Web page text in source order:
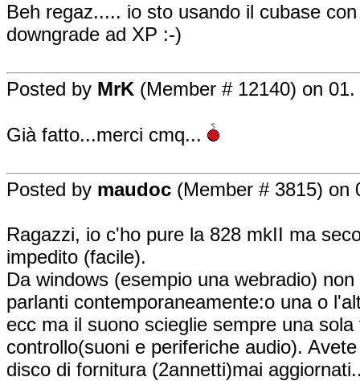
Beh regaz..... io sto usando il cubase
downgrade ad XP :-)
Posted by MrK (Member # 12140) on
Già fatto...merci cmq...
Posted by maudoc (Member # 3815) on
Ragazzi, io c'ho pure la 828 mkII ma
impedito (facile).
Da windows (esempio una webradio)
parlanti contemporaneamente:o una o
ecc ma il suono scieglie sempre una
controllo(suoni e periferiche audio).
disco di fornitura (2annetti)mai